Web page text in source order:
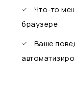
Что-то
браузере
Ваше